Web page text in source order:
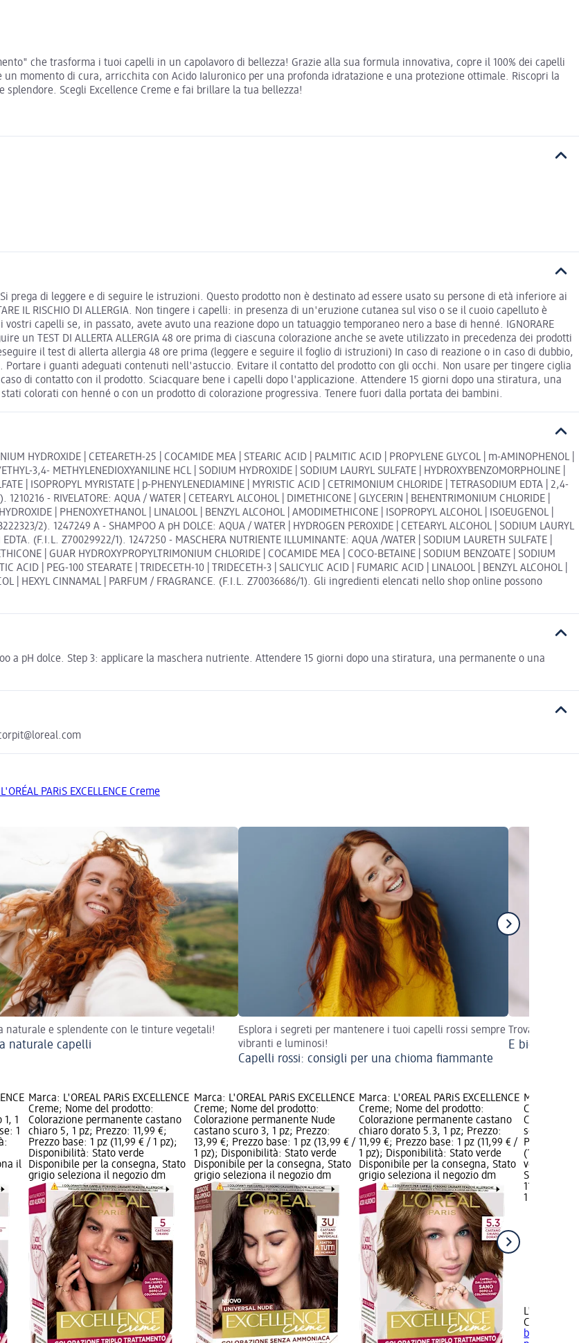
che trasforma i tuoi capelli in un capolavoro di bellezza! Grazie alla sua formula innovativa, copre il 100% dei capelli
momento di cura, arricchita con Acido Ialuronico per una profonda idratazione e una protezione ottimale. Riscopri la
Scegli Excellence Creme e fai brillare la tua bellezza!
Si prega di leggere e di seguire le istruzioni. Questo prodotto non è destinato ad essere usato su persone di età inferiore ai
IL RISCHIO DI ALLERGIA. Non tingere i capelli: in presenza di un'eruzione cutanea sul viso o se il cuoio capelluto è
capelli se, in passato, avete avuto una reazione dopo un tatuaggio temporaneo nero a base di henné. IGNORARE
un TEST DI ALLERTA ALLERGIA 48 ore prima di ciascuna colorazione anche se avete utilizzato in precedenza dei prodotti
il test di allerta allergia 48 ore prima (leggere e seguire il foglio di istruzioni) In caso di reazione o in caso di dubbio,
i guanti adeguati contenuti nell'astuccio. Evitare il contatto del prodotto con gli occhi. Non usare per tingere ciglia
di contatto con il prodotto. Sciacquare bene i capelli dopo l'applicazione. Attendere 15 giorni dopo una stiratura, una
colorati con henné o con un prodotto di colorazione progressiva. Tenere fuori dalla portata dei bambini.
HYDROXIDE | CETEARETH-25 | COCAMIDE MEA | STEARIC ACID | PALMITIC ACID | PROPYLENE GLYCOL | m-AMINOPHENOL |
3,4- METHYLENEDIOXYANILINE HCL | SODIUM HYDROXIDE | SODIUM LAURYL SULFATE | HYDROXYBENZOMORPHOLINE |
| ISOPROPYL MYRISTATE | p-PHENYLENEDIAMINE | MYRISTIC ACID | CETRIMONIUM CHLORIDE | TETRASODIUM EDTA | 2,4-
- RIVELATORE: AQUA / WATER | CETEARYL ALCOHOL | DIMETHICONE | GLYCERIN | BEHENTRIMONIUM CHLORIDE |
| PHENOXYETHANOL | LINALOOL | BENZYL ALCOHOL | AMODIMETHICONE | ISOPROPYL ALCOHOL | ISOEUGENOL |
2). 1247249 A - SHAMPOO A pH DOLCE: AQUA / WATER | HYDROGEN PEROXIDE | CETEARYL ALCOHOL | SODIUM LAURYL
(F.I.L. Z70029922/1). 1247250 - MASCHERA NUTRIENTE ILLUMINANTE: AQUA /WATER | SODIUM LAURETH SULFATE |
| GUAR HYDROXYPROPYLTRIMONIUM CHLORIDE | COCAMIDE MEA | COCO-BETAINE | SODIUM BENZOATE | SODIUM
ACID | PEG-100 STEARATE | TRIDECETH-10 | TRIDECETH-3 | SALICYLIC ACID | FUMARIC ACID | LINALOOL | BENZYL ALCOHOL |
| HEXYL CINNAMAL | PARFUM / FRAGRANCE. (F.I.L. Z70036686/1). Gli ingredienti elencati nello shop online possono
a pH dolce. Step 3: applicare la maschera nutriente. Attendere 15 giorni dopo una stiratura, una permanente o una
PARiS EXCELLENCE Creme
naturale e splendente con le tinture vegetali!
naturale capelli
Esplora i segreti per mantenere i tuoi capelli rossi sempre
vibranti e luminosi!
Capelli rossi: consigli per una chioma fiammante
Trova il
E biondo
1
1
il
Marca: L'ORÉAL PARiS EXCELLENCE
Creme; Nome del prodotto:
Colorazione permanente castano
chiaro 5, 1 pz; Prezzo: 11,99 €;
Prezzo base: 1 pz (11,99 € / 1 pz);
Disponibilità: Stato verde
Disponibile per la consegna, Stato
grigio seleziona il negozio dm
Marca: L'ORÉAL PARiS EXCELLENCE
Creme; Nome del prodotto:
Colorazione permanente Nude
castano scuro 3, 1 pz; Prezzo:
13,99 €; Prezzo base: 1 pz (13,99 € /
1 pz); Disponibilità: Stato verde
Disponibile per la consegna, Stato
grigio seleziona il negozio dm
Marca: L'ORÉAL PARiS EXCELLENCE
Creme; Nome del prodotto:
Colorazione permanente castano
chiaro dorato 5.3, 1 pz; Prezzo:
11,99 €; Prezzo base: 1 pz (11,99 € /
1 pz); Disponibilità: Stato verde
Disponibile per la consegna, Stato
grigio seleziona il negozio dm
Marca:
Creme;
scuro
Prezzo:
(11,99 € / 1
verde
Stato
11,99 €
1 pz (11,99
L'ORÉAL
Creme
biondo